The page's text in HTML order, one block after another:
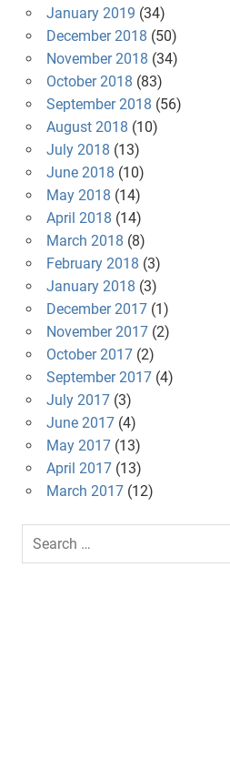
January 2019 (34)
December 2018 (50)
November 2018 (34)
October 2018 (83)
September 2018 (56)
August 2018 (10)
July 2018 (13)
June 2018 (10)
May 2018 (14)
April 2018 (14)
March 2018 (8)
February 2018 (3)
January 2018 (3)
December 2017(1)
November 2017(2)
October 2017(2)
September 2017(4)
July 2017(3)
June 2017(4)
May 2017(13)
April 2017(13)
March 2017(12)